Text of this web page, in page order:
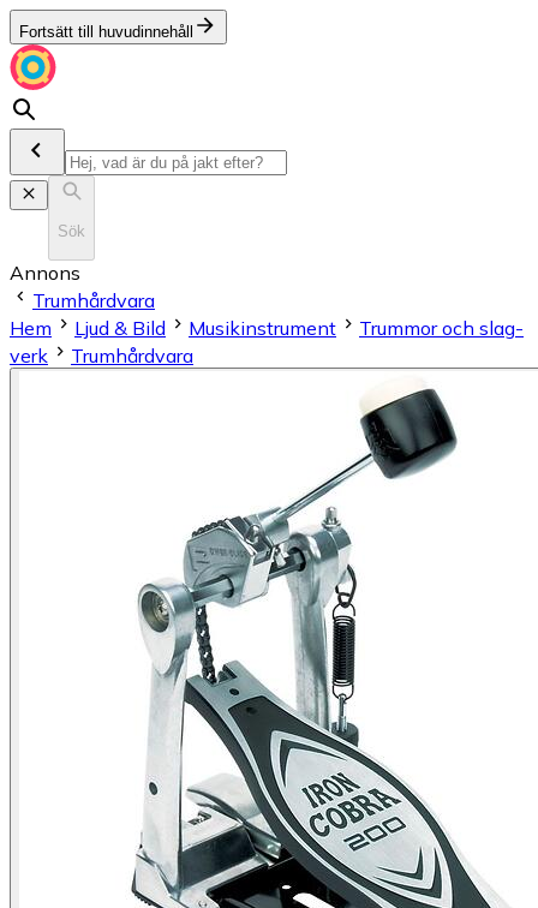
Fortsätt till huvudinnehåll
Sök
Annons
Trumhårdvara
Hem
Ljud & Bild Musikinstrument
Trum­mor och slag­
verk
Trumhårdvara